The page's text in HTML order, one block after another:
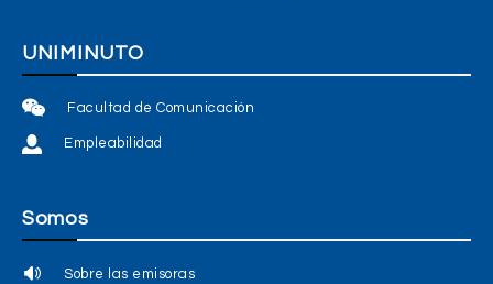
UNIMINUTO
Facultad de Comunicación
Empleabilidad
Somos
Sobre las emisoras